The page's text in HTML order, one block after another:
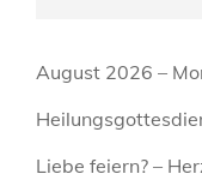
August 2026 –
Liebe feiern? –